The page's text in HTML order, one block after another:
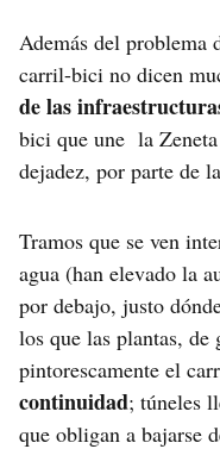
Además del problema
carril-bici no dicen
de las
bici que une la Zeneta
dejadez, por parte de
Tramos que se ven
agua (han elevado la
por debajo, justo
los que las plantas,
pintorescamente el
continuidad; túneles
que obligan a bajarse